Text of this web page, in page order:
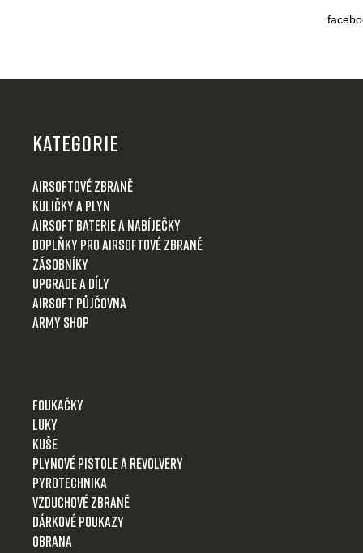
KATEGORIE
Airsoftové zbraně
Kuličky a plyn
Airsoft baterie a nabíječky
Doplňky pro airsoftové zbraně
Zásobníky
Upgrade a díly
Airsoft půjčovna
Army shop
Foukačky
Luky
Kuše
Plynové pistole a revolvery
Pyrotechnika
Vzduchové zbraně
Dárkové poukazy
Obrana